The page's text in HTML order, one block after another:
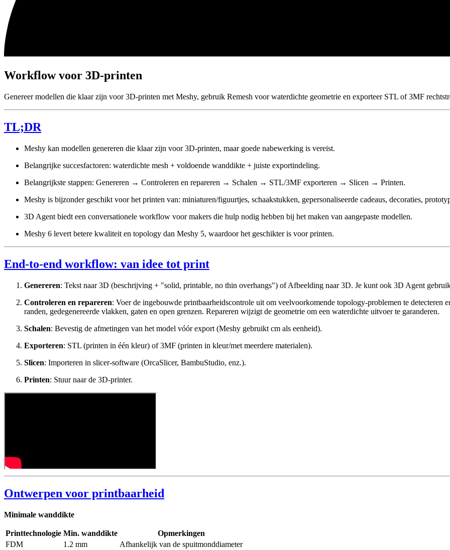
Workflow voor 3D-printen
Genereer modellen die klaar zijn voor 3D-printen met Meshy, gebruik Remesh voor waterdichte geometrie en exporteer STL of 3MF
TL;DR
Meshy kan modellen genereren die klaar zijn voor 3D-printen, maar goede nabewerking is vereist.
Belangrijke succesfactoren: waterdichte mesh + voldoende wanddikte + juiste exportindeling.
Belangrijkste stappen: Genereren → Controleren en repareren → Schalen → STL/3MF exporteren → Slicen → Printen.
Meshy is bijzonder geschikt voor het printen van: miniaturen/figuurtjes, schaakstukken, gepersonaliseerde cadeaus, decoraties,
3D Agent biedt een conversationele workflow voor makers die hulp nodig hebben bij het maken van aangepaste modellen.
Meshy 6 levert betere kwaliteit en topology dan Meshy 5, waardoor het geschikter is voor printen.
End-to-end workflow: van idee tot print
Genereren: Tekst naar 3D (beschrijving + "solid, printable, no thin overhangs") of Afbeelding naar 3D. Je kunt ook 3D Agent
Controleren en repareren: Voer de ingebouwde printbaarheidscontrole uit om veelvoorkomende topology-problemen te
randen, gedegenereerde vlakken, gaten en open grenzen. Repareren wijzigt de geometrie om een waterdichte uitvoer te garanderen.
Schalen: Bevestig de afmetingen van het model vóór export (Meshy gebruikt cm als eenheid).
Exporteren: STL (printen in één kleur) of 3MF (printen in kleur/met meerdere materialen).
Slicen: Importeren in slicer-software (OrcaSlicer, BambuStudio, enz.).
Printen: Stuur naar de 3D-printer.
Ontwerpen voor printbaarheid
Minimale wanddikte
Printtechnologie Min. wanddikte
Opmerkingen
FDM
1.2 mm Afhankelijk van de spuitmonddiameter